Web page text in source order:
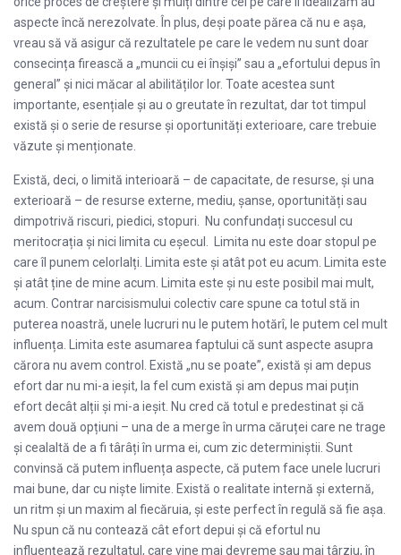
aspecte încă nerezolvate. În plus, deși poate părea că nu e așa,
vreau să vă asigur că rezultatele pe care le vedem nu sunt doar
consecința firească a „muncii cu ei înșiși” sau a „efortului depus în
general” și nici măcar al abilităților lor. Toate acestea sunt
importante, esențiale și au o greutate în rezultat, dar tot timpul
există și o serie de resurse și oportunități exterioare, care trebuie
văzute și menționate.
Există, deci, o limită interioară – de capacitate, de resurse, și una
exterioară – de resurse externe, mediu, șanse, oportunități sau
dimpotrivă riscuri, piedici, stopuri. Nu confundați succesul cu
meritocrația și nici limita cu eșecul. Limita nu este doar stopul pe
care îl punem celorlalți. Limita este și atât pot eu acum. Limita este
și atât ține de mine acum. Limita este și nu este posibil mai mult,
acum. Contrar narcisismului colectiv care spune ca totul stă in
puterea noastră, unele lucruri nu le putem hotărî, le putem cel mult
influența. Limita este asumarea faptului că sunt aspecte asupra
cărora nu avem control. Există „nu se poate”, există și am depus
efort dar nu mi-a ieșit, la fel cum există și am depus mai puțin
efort decât alții și mi-a ieșit. Nu cred că totul e predestinat și că
avem două opțiuni – una de a merge în urma căruței care ne trage
și cealaltă de a fi târâți în urma ei, cum zic determiniștii. Sunt
convinsă că putem influența aspecte, că putem face unele lucruri
mai bune, dar cu niște limite. Există o realitate internă și externă,
un ritm și un maxim al fiecăruia, și este perfect în regulă să fie așa.
Nu spun că nu contează cât efort depui și că efortul nu
influențează rezultatul, care vine mai devreme sau mai târziu, în